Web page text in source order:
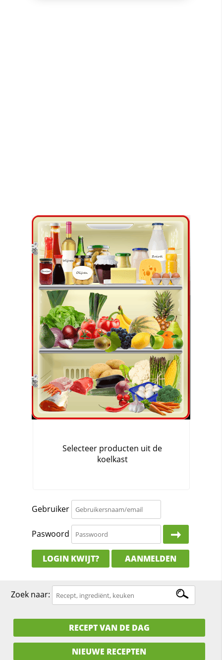
Gebruiker
Paswoord
LOGIN KWIJT? AANMELDEN
Zoek naar:
RECEPT VAN DE DAG
NIEUWE RECEPTEN